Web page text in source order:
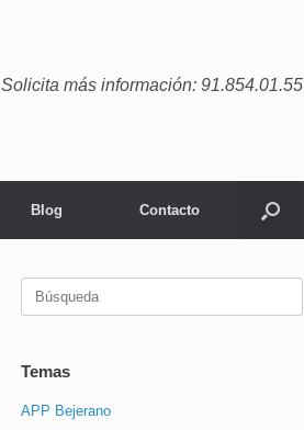
Solicita más información: 91.854.01.55
Blog Contacto
Buscar:
Temas
APP Bejerano